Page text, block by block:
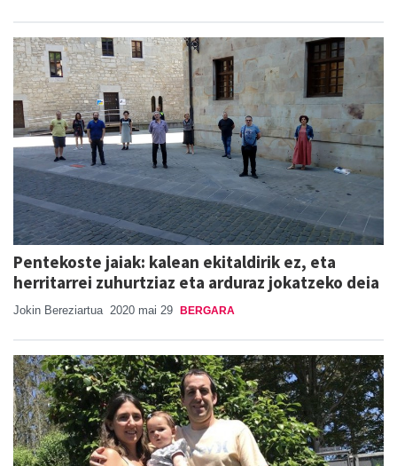
Pentekoste jaiak: kalean ekitaldirik ez, eta
herritarrei zuhurtziaz eta arduraz jokatzeko deia
Jokin Bereziartua 2020 mai 29 BERGARA